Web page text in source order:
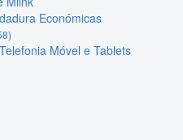
Económicas
Telefonia Móvel e Tablets